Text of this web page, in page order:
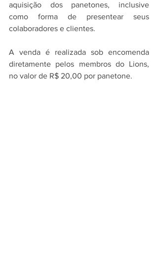
aquisição dos panetones, inclusive
como forma de presentear seus
colaboradores e clientes.
A venda é realizada sob encomenda
diretamente pelos membros do Lions,
no valor de R$ 20,00 por panetone.